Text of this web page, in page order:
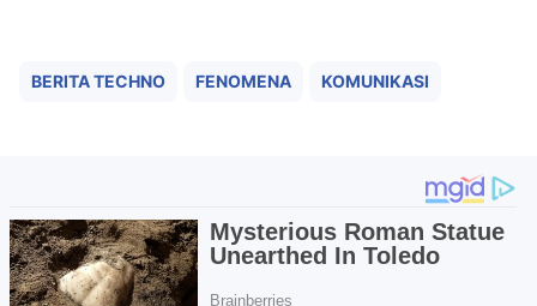
BERITA TECHNO FENOMENA KOMUNIKASI